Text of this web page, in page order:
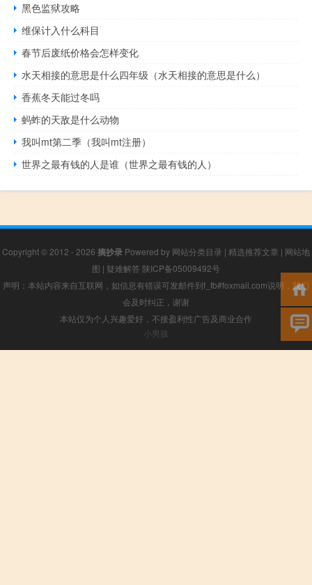
黑色监狱攻略
维保计入什么科目
春节后废纸价格会怎样变化
水天相接的意思是什么四年级（水天相接的意思是什么）
香蕉冬天能过冬吗
蚂蚱的天敌是什么动物
我叫mt第二季（我叫mt注册）
世界之最有钱的人是谁（世界之最有钱的人）
Copyright © 2012 - 2026 摘抄录 Powered by 网站分类目录 | 精选推荐文章 | 网站地
图 | 疑难解答 陕ICP备05009492号
声明：本站内容来自互联网，如信息有错误可发邮件到f_fb#foxmail.com说明，我们
会及时纠正，谢谢
本站仅为个人兴趣爱好，不接盈利性广告及商业合作
小男孩